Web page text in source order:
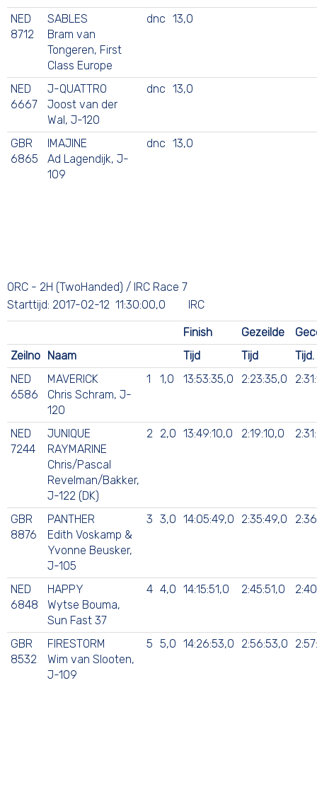
NED
8712
SABLES
Bram van
Tongeren, First
Class Europe
dnc 13,0
NED
6667
J-QUATTRO
Joost van der
Wal, J-120
dnc 13,0
GBR
6865
IMAJINE
Ad Lagendijk, J-
109
dnc 13,0
ORC - 2H (TwoHanded) / IRC Race 7
Starttijd: 2017-02-12 11:30:00,0 IRC
Finish Gezeilde
Zeilno Naam Tijd Tijd
Tijd.
NED
6586
MAVERICK
Chris Schram, J-
120
1 1,0 13:53:35,0 2:23:35,0
NED
7244
JUNIQUE
RAYMARINE
Chris/Pascal
Revelman/Bakker,
J-122 (DK)
2 2,0 13:49:10,0 2:19:10,0
GBR
8876
PANTHER
Edith Voskamp &
Yvonne Beusker,
J-105
3 3,0 14:05:49,0 2:35:49,0
NED
6848
HAPPY
Wytse Bouma,
Sun Fast 37
4 4,0 14:15:51,0 2:45:51,0
GBR
8532
FIRESTORM
Wim van Slooten,
J-109
5 5,0 14:26:53,0 2:56:53,0